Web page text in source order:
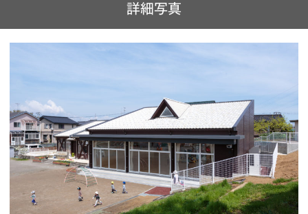
詳細写真